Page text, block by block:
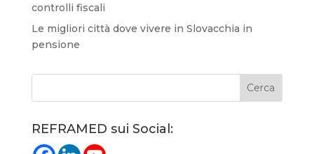
controlli fiscali
Le migliori città dove vivere in Slovacchia in
pensione
REFRAMED sui Social: